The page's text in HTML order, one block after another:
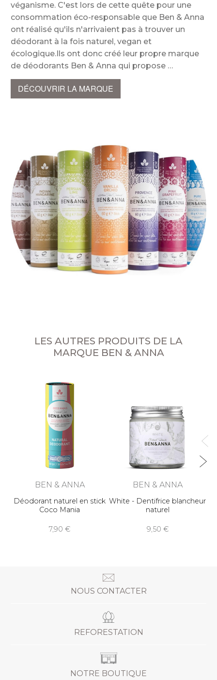
véganisme. C'est lors de cette quête pour une
consommation éco-responsable que Ben & Anna
ont réalisé qu'ils n'arrivaient pas à trouver un
déodorant à la fois naturel, vegan et
écologique.Ils ont donc créé leur propre marque
de déodorants Ben & Anna qui propose
DÉCOUVRIR LA MARQUE
LES AUTRES PRODUITS DE LA
MARQUE BEN & ANNA
BEN & ANNA
Déodorant naturel en stick
Coco Mania
7,90
BEN & ANNA
White - Dentifrice blancheur
naturel
9,50
NOUS CONTACTER
REFORESTATION
NOTRE BOUTIQUE